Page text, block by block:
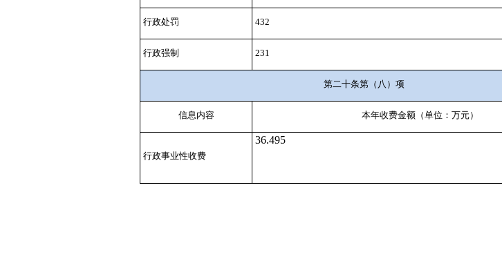
行政处罚 432
行政强制 231
第二十条第（八）项
信息内容 本年收费金额（单位：万元）
行政事业性收费
36.495